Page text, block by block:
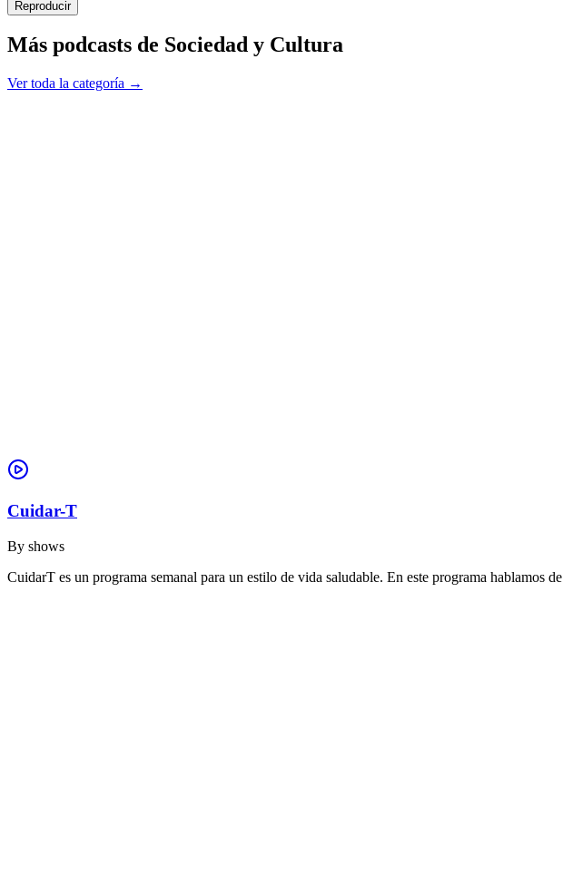
Reproducir
Más podcasts de Sociedad y Cultura
Ver toda la categoría →
Cuidar-T
By shows
CuidarT es un programa semanal para un estilo de vida saludable. En este programa hablamos